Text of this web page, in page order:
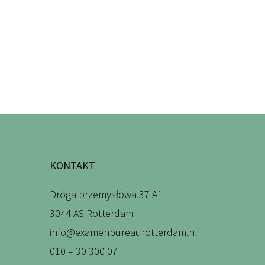
KONTAKT
Droga przemysłowa 37 A1
3044 AS Rotterdam
info@examenbureaurotterdam.nl
010 – 30 300 07